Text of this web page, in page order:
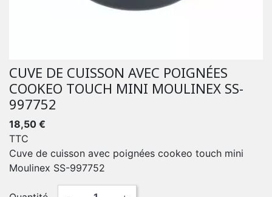
CUVE DE CUISSON AVEC POIGNÉES
COOKEO TOUCH MINI MOULINEX SS-
997752
18,50 €
TTC
Cuve de cuisson avec poignées cookeo touch mini
Moulinex SS-997752